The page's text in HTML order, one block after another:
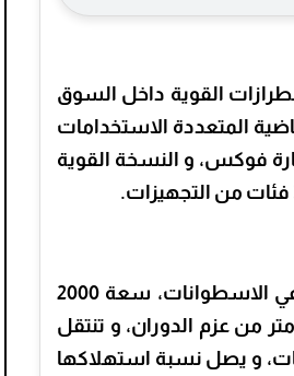
القوية داخل السوق
المتعددة الاستخدامات
فوكس، و النسخة القوية
تستمد السيارة فورد فيوجن موديل 2021 قوتها من محرك رباعي الاسطوانات، سعة 2000
ينتج قوة قدرها 240 حصان، و 340 نيوتن/متر من عزم الدوران، و تنتقل
عبر ناقل حركة أوتوماتيكي مكون من 6 سرعات، و يصل نسبة استهلاكها